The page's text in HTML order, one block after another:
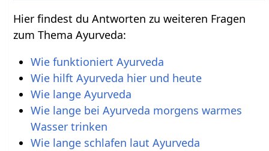
Hier findest du Antworten zu weiteren Fragen
zum Thema Ayurveda:
Wie funktioniert Ayurveda
Wie hilft Ayurveda hier und heute
Wie lange Ayurveda
Wie lange bei Ayurveda morgens warmes
Wasser trinken
Wie lange schlafen laut Ayurveda